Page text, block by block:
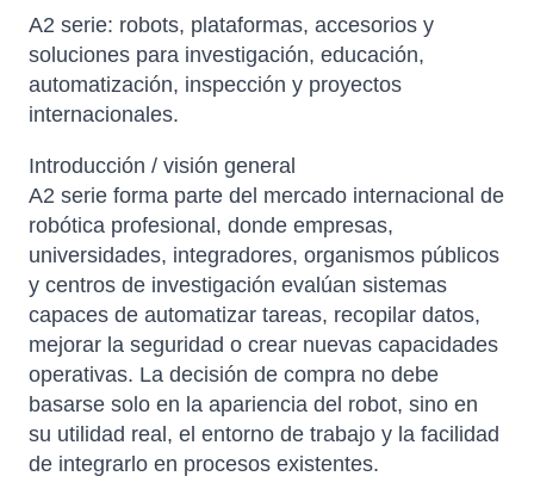
A2 serie: robots, plataformas, accesorios y
soluciones para investigación, educación,
automatización, inspección y proyectos
internacionales.
Introducción / visión general
A2 serie forma parte del mercado internacional de
robótica profesional, donde empresas,
universidades, integradores, organismos públicos
y centros de investigación evalúan sistemas
capaces de automatizar tareas, recopilar datos,
mejorar la seguridad o crear nuevas capacidades
operativas. La decisión de compra no debe
basarse solo en la apariencia del robot, sino en
su utilidad real, el entorno de trabajo y la facilidad
de integrarlo en procesos existentes.